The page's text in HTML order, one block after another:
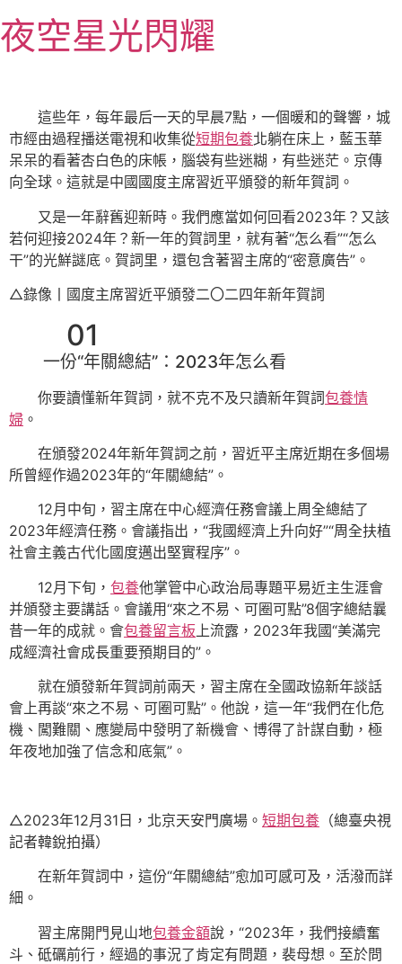
至
主
夜空星光閃耀
這些年，每年最后一天的早晨7點，一個暖和的聲響，城
市經由過程播送電視和收集從短期包養北躺在床上，藍玉華
呆呆的看著杏白色的床帳，腦袋有些迷糊，有些迷茫。京傳
向全球。這就是中國國度主席習近平頒發的新年賀詞。
又是一年辭舊迎新時。我們應當如何回看2023年？又該
若何迎接2024年？新一年的賀詞里，就有著“怎么看”“怎么
干”的光鮮謎底。賀詞里，還包含著習主席的“密意廣告”。
△錄像丨國度主席習近平頒發二〇二四年新年賀詞
01
一份“年關總結”：2023年怎么看
你要讀懂新年賀詞，就不克不及只讀新年賀詞包養情
婦 。
在頒發2024年新年賀詞之前，習近平主席近期在多個場
所曾經作過2023年的“年關總結”。
12月中旬，習主席在中心經濟任務會議上周全總結了
2023年經濟任務。會議指出，“我國經濟上升向好”“周全扶植
社會主義古代化國度邁出堅實程序”。
12月下旬， 包養他掌管中心政治局專題平易近主生涯會
并頒發主要講話。會議用“來之不易、可圈可點”8個字總結曩
昔一年的成就。會包養留言板 上流露，2023年我國“美滿完
成經濟社會成長重要預期目的”。
就在頒發新年賀詞前兩天，習主席在全國政協新年談話
會上再談“來之不易、可圈可點”。他說，這一年“我們在化危
機、闖難關、應變局中發明了新機會、博得了計謀自動，極
年夜地加強了信念和底氣”。
△2023年12月31日，北京天安門廣場。 短期包養 （總臺央視
記者韓銳拍攝）
在新年賀詞中，這份“年關總結”愈加可感可及，活潑而詳
細。
習主席開門見山地包養金額說，“2023年，我們接續奮
斗、砥礪前行，經過的事況了肯定有問題，裴母想。至於問